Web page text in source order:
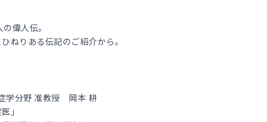
偉人伝。
ねりある伝記のご紹介から。
学分野 准教授 岡本 耕
」